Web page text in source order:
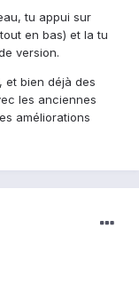
tu appui sur
en bas) et la tu
version.
et bien déjà des
les anciennes
améliorations